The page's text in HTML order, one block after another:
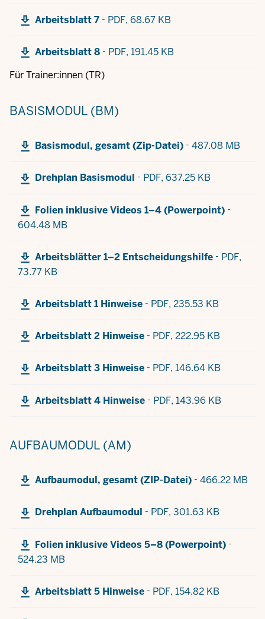
Arbeitsblatt 7 - PDF, 68.67 KB
Arbeitsblatt 8 - PDF, 191.45 KB
Für Trainer:innen (TR)
BASISMODUL (BM)
Basismodul, gesamt (Zip-Datei) - 487.08 MB
Drehplan Basismodul - PDF, 637.25 KB
Folien inklusive Videos 1–4 (Powerpoint) -
604.48 MB
Arbeitsblätter 1–2 Entscheidungshilfe - PDF,
73.77 KB
Arbeitsblatt 1 Hinweise - PDF, 235.53 KB
Arbeitsblatt 2 Hinweise - PDF, 222.95 KB
Arbeitsblatt 3 Hinweise - PDF, 146.64 KB
Arbeitsblatt 4 Hinweise - PDF, 143.96 KB
AUFBAUMODUL (AM)
Aufbaumodul, gesamt (ZIP-Datei) - 466.22 MB
Drehplan Aufbaumodul - PDF, 301.63 KB
Folien inklusive Videos 5–8 (Powerpoint) -
524.23 MB
Arbeitsblatt 5 Hinweise - PDF, 154.82 KB